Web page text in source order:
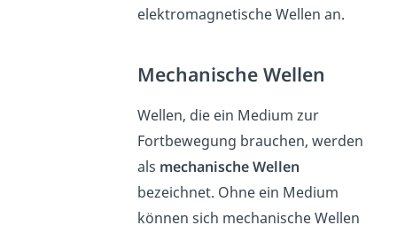
elektromagnetische Wellen an.
Mechanische Wellen
Wellen, die ein Medium zur
Fortbewegung brauchen, werden
als mechanische Wellen
bezeichnet. Ohne ein Medium
können sich mechanische Wellen